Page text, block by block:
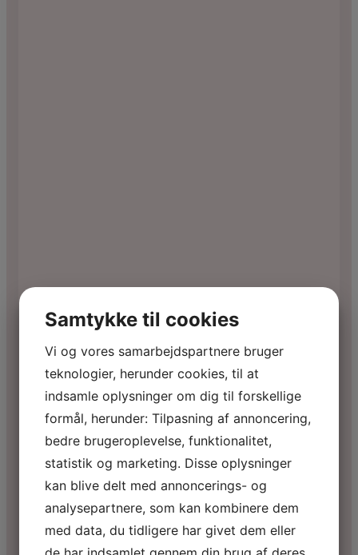
Samtykke til cookies
Vi og vores samarbejdspartnere bruger
teknologier, herunder cookies, til at
indsamle oplysninger om dig til forskellige
formål, herunder: Tilpasning af annoncering,
bedre brugeroplevelse, funktionalitet,
statistik og marketing. Disse oplysninger
kan blive delt med annoncerings- og
analysepartnere, som kan kombinere dem
med data, du tidligere har givet dem eller